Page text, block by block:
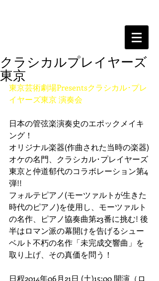
クラシカルプレイヤーズ
東京
東京芸術劇場Presentsクラシカル･プレ
イヤーズ東京 演奏会
日本の管弦楽演奏史のエポックメイキ
ング！
オリジナル楽器(作曲された当時の楽器)
オケの名門、クラシカル･プレイヤーズ
東京と仲道郁代のコラボレーション第4
弾!!
フォルテピアノ(モーツァルトが生きた
時代のピアノ)を使用し、モーツァルト
の名作、ピアノ協奏曲第23番に挑む! 後
半はロマン派の幕開けを告げるシュー
ベルト不朽の名作「未完成交響曲」を
取り上げ、その真価を問う！
日程2014年06月21日 (土)15:00 開演（ロ